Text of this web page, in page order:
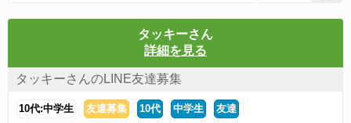
タッキーさん
詳細を見る
タッキーさんのLINE友達募集
10代:中学生 友達募集 10代 中学生 友達